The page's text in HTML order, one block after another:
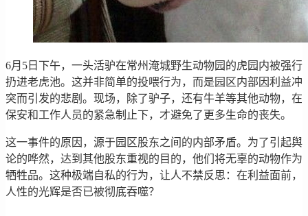
6月5日下午，一头活驴在常州淹城野生动物园的虎园内被强行
扔进老虎池。这并非简单的投喂行为，而是园区内部因利益冲
突而引发的悲剧。现场，除了驴子，还有牛羊等其他动物，在
保安和工作人员的紧急制止下，才避免了更多生命的丧失。
这一事件的原因，源于园区股东之间的内部矛盾。为了引起舆
论的哗然，达到其他股东重视的目的，他们将无辜的动物作为
牺牲品。这种极端自私的行为，让人不禁反思：在利益面前，
人性的光辉是否已被彻底吞噬？